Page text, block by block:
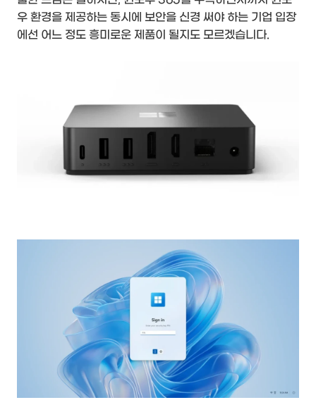
우 환경을 제공하는 동시에 보안을 신경 써야 하는 기업 입장
에선 어느 정도 흥미로운 제품이 될지도 모르겠습니다.